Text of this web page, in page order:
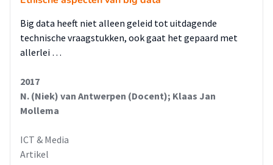
Big data heeft niet alleen geleid tot uitdagende
technische vraagstukken, ook gaat het gepaard met
allerlei …
2017
N. (Niek) van Antwerpen (Docent); Klaas Jan
Mollema
ICT & Media
Artikel